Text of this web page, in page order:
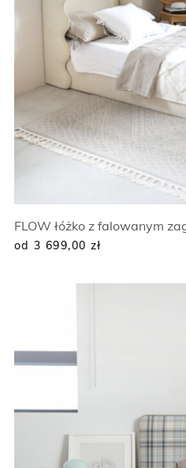
FLOW łóżko z falowanym
od 3 699,00 zł